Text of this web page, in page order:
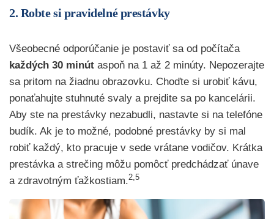
2. Robte si pravidelné prestávky
Všeobecné odporúčanie je postaviť sa od počítača
každých 30 minút aspoň na 1 až 2 minúty. Nepozerajte
sa pritom na žiadnu obrazovku. Choďte si urobiť kávu,
ponaťahujte stuhnuté svaly a prejdite sa po kancelárii.
Aby ste na prestávky nezabudli, nastavte si na telefóne
budík. Ak je to možné, podobné prestávky by si mal
robiť každý, kto pracuje v sede vrátane vodičov. Krátka
prestávka a strečing môžu pomôcť predchádzať únave
a zdravotným ťažkostiam.2,5